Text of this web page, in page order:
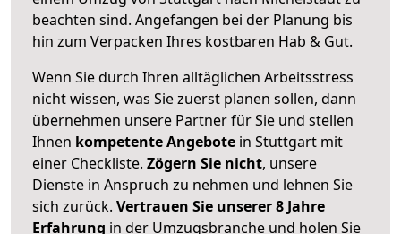
beachten sind. Angefangen bei der Planung bis
hin zum Verpacken Ihres kostbaren Hab & Gut.
Wenn Sie durch Ihren alltäglichen Arbeitsstress
nicht wissen, was Sie zuerst planen sollen, dann
übernehmen unsere Partner für Sie und stellen
Ihnen kompetente Angebote in Stuttgart mit
einer Checkliste. Zögern Sie nicht, unsere
Dienste in Anspruch zu nehmen und lehnen Sie
sich zurück. Vertrauen Sie unserer 8 Jahre
Erfahrung in der Umzugsbranche und holen Sie